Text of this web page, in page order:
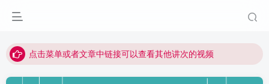
点击菜单或者文章中链接可以查看其他讲次的视频
最近网站被攻击导致速度非常慢，目前已恢复正常